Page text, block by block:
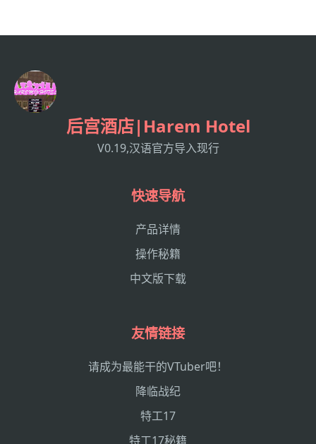
后宫酒店|Harem Hotel
V0.19,汉语官方导入现行
快速导航
产品详情
操作秘籍
中文版下载
友情链接
请成为最能干的VTuber吧！
降临战纪
特工17
特工17秘籍